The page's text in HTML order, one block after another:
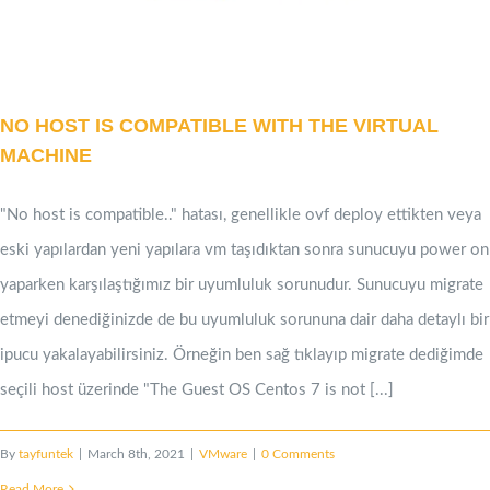
NO HOST IS COMPATIBLE WITH THE VIRTUAL
MACHINE
"No host is compatible.." hatası, genellikle ovf deploy ettikten veya
eski yapılardan yeni yapılara vm taşıdıktan sonra sunucuyu power on
yaparken karşılaştığımız bir uyumluluk sorunudur. Sunucuyu migrate
etmeyi denediğinizde de bu uyumluluk sorununa dair daha detaylı bir
ipucu yakalayabilirsiniz. Örneğin ben sağ tıklayıp migrate dediğimde
seçili host üzerinde "The Guest OS Centos 7 is not [...]
By tayfuntek March 8th, 2021 VMware 0 Comments